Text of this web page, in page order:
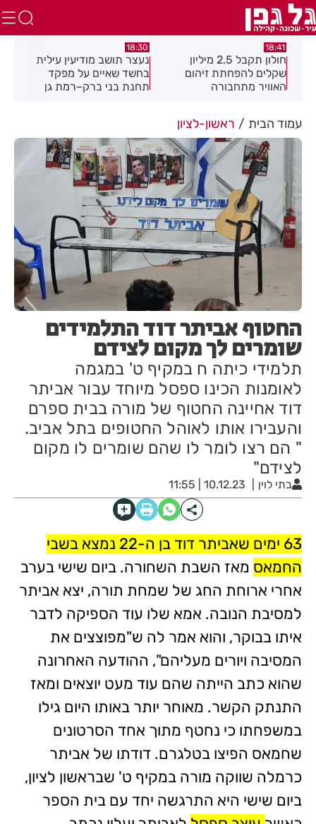
18:41
חולון תקבל 2.5 מיליון
שקלים להפחתת זיהום
האוויר מתחבורה
18:30
נעצר תושב מודיעין עילית
בחשד שאיים על מפקד
תחנת בני ברק–רמת גן
עמוד הבית ראשון-לציון
החטוף אביתר דוד התלמידים
שומרים לך מקום לצידם
תלמידי כיתה ח במקיף ט' במגמה
לאומנות הכינו ספסל מיוחד עבור אביתר
דוד אחיינה החטוף של מורה בבית ספרם
והעבירו אותו לאוהל החטופים בתל אביב.
" הם רצו לומר לו שהם שומרים לו מקום
לצידם"
בתי לוין 10.12.23 | 11:55
63 ימים שאביתר דוד בן ה-22 נמצא בשבי
החמאס מאז השבת השחורה. ביום שישי בערב
אחרי ארוחת החג של שמחת תורה, יצא אביתר
למסיבת הנובה. אמא שלו עוד הספיקה לדבר
איתו בבוקר, והוא אמר לה ש"מפוצצים את
המסיבה ויורים מעליהם", ההודעה האחרונה
שהוא כתב הייתה שהם עוד מעט יוצאים ומאז
התנתק הקשר. מאוחר יותר באותו היום גילו
במשפחתו כי נחטף מתוך אחד הסרטונים
שחמאס הפיצו בטלגרם. דודתו של אביתר
כרמלה שווקה מורה במקיף ט' שבראשון לציון,
ביום שישי היא התרגשה יחד עם בית הספר